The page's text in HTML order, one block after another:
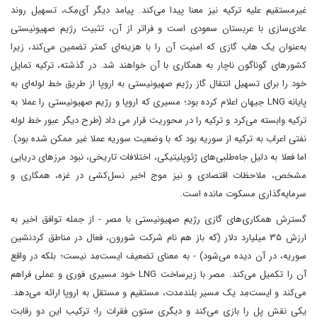
غیرمستقیم علیه ترکیه نیز معنا پیدا می‌کند. پیامد دیگر آی‌مِک، تسهیل روند
عادی‌سازی با عربستان سعودی است و فراتر از آن، تثبیت رژیم صهیونیستی
به‌عنوان یک هاب گازی که امنیت آن را با هزینه‌ای کمتر تضمین می‌کند، زیرا
کشورهای گوناگون ناچار به همکاری با آن خواهند شد. در گذشته، ترکیه تمایل
خود را برای تسهیل انتقال گاز رژیم صهیونیستی به اروپا از طریق خط لوله‌ای به
پایانه LNG جیهان اعلام کرده بود؛ مسیری که اروپا و رژیم صهیونیستی را عملا به
ترکیه وابسته می‌کرد و ترکیه را در محوریت قرار می داد (طرح دیگر عبور خط لوله
نفتی اعراب به ترکیه از سوریه بود که با وضعیت سوریه عملا غیر ممکن شده بود).
اما فعلا به دلیل جاه‌طلبی‌های ژئوپلیتیکی، اختلافات تاریخی، نبود مرزهای دریایی
مشخص، ملاحظات اقتصادی و نیز موج اخیر نسل‌کشی در غزه، همکاری و
سرمایه‌گذاری مسکوت مانده است.
گسترش همکاری‌های گازی رژیم صهیونیستی با مصر - از جمله توافق اخیر به
ارزش ۳۵ میلیارد دلار (که باز هم نام شرکت شورون، فعال در مناطق کردنشین
سوریه، در آن دیده می‌شود) - به معنای تضعیف ایست‌مِد نیست؛ بلکه در واقع
آن را تکمیل می‌کند. مصر با زیرساخت LNG خود مسیری فوری و عملی فراهم
می‌کند و ایست‌مِد یک مسیر بلندمدت، مستقیم و مستقل به اروپا ارائه می‌دهد.
یکی نقش پل را بازی می‌کند و دیگری ستون فقرات را؛ ترکیب این دو رقابت